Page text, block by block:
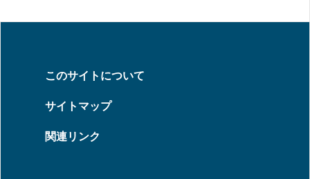
このサイトについて
サイトマップ
関連リンク